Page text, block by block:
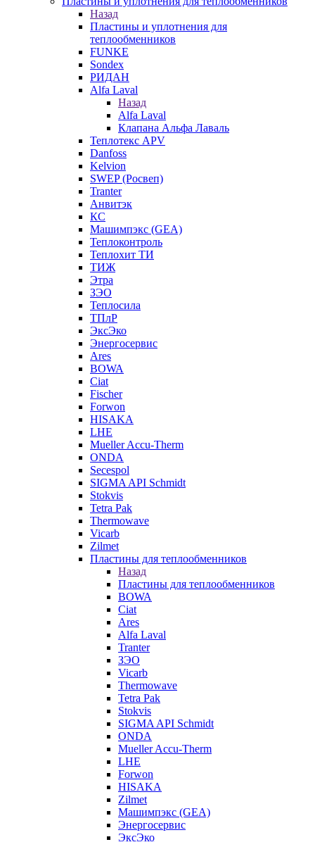
Назад
Пластины и уплотнения для
теплообменников
FUNKE
Sondex
РИДАН
Alfa Laval
Назад
Alfa Laval
Клапана Альфа Лаваль
Теплотекс APV
Danfoss
Kelvion
SWEP (Росвеп)
Tranter
Анвитэк
КС
Машимпэкс (GEA)
Теплоконтроль
Теплохит ТИ
ТИЖ
Этра
ЗЭО
Теплосила
ТПлР
ЭксЭко
Энергосервис
Ares
BOWA
Ciat
Fischer
Forwon
HISAKA
LHE
Mueller Accu-Therm
ONDA
Secespol
SIGMA API Schmidt
Stokvis
Tetra Pak
Thermowave
Vicarb
Zilmet
Пластины для теплообменников
Назад
Пластины для теплообменников
BOWA
Ciat
Ares
Alfa Laval
Tranter
ЗЭО
Vicarb
Thermowave
Tetra Pak
Stokvis
SIGMA API Schmidt
ONDA
Mueller Accu-Therm
LHE
Forwon
HISAKA
Zilmet
Машимпэкс (GEA)
Энергосервис
ЭксЭко